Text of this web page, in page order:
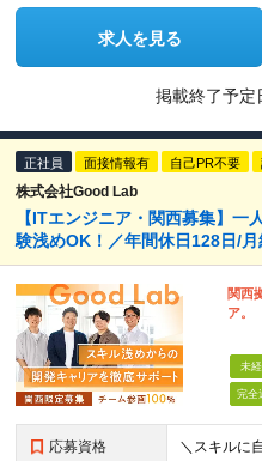
求人を見る
掲載終了予定
正社員 面接情報有 自己PR不要
株式会社Good Lab
【ITエンジニア・関西募集】
験浅めOK！／年間休日128日/月
関西
ア。
未
完全
応募資格